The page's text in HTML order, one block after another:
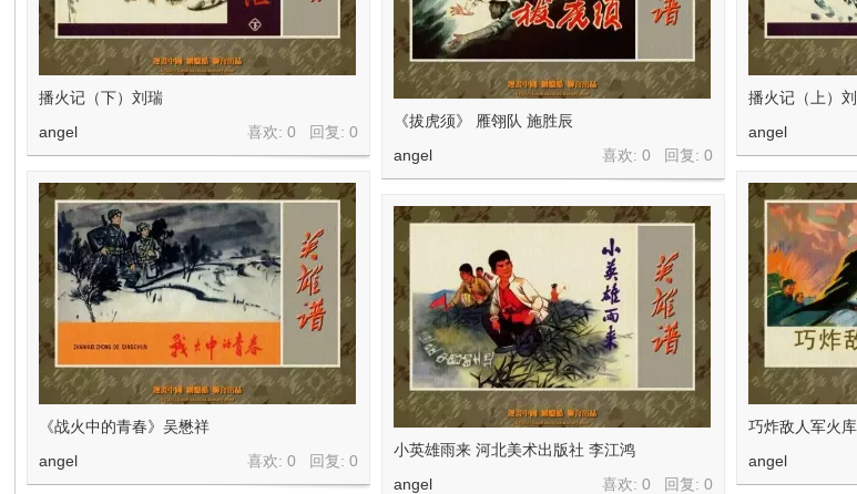
播火记（下）刘瑞
喜欢: 0 回复:0
angel
播火记（上）
angel
《拔虎须》 雁翎队 施胜辰
喜欢: 0 回复:0
angel
《战火中的青春》吴懋祥
喜欢: 0 回复:0
angel
巧炸敌人军火
angel
小英雄雨来 河北美术出版社 李江鸿
喜欢: 0 回复:0
angel